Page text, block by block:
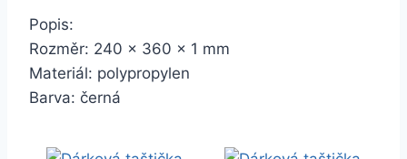
Popis:
Rozměr: 240 x 360 x 1 mm
Materiál: polypropylen
Barva: černá